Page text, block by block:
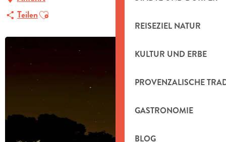
REISEZIEL NATUR
KULTUR UND ERBE
PROVENZALISCHE
GASTRONOMIE
BLOG
TeilenAjouter aux favoris